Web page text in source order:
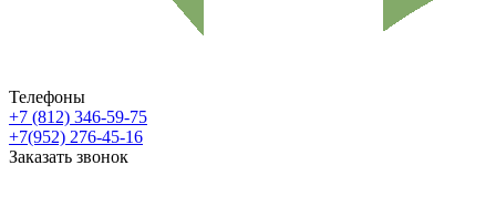
Телефоны
+7 (812) 346-59-75
+7(952) 276-45-16
Заказать звонок